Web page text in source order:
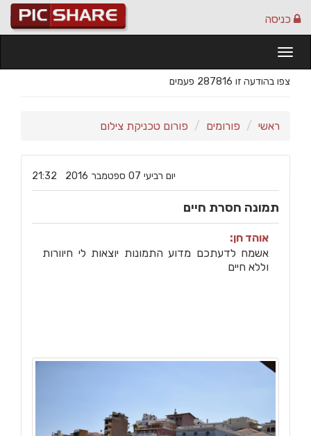
כניסה
צפו בהודעה זו 287816 פעמים
ראשי פורומים פורום טכניקת צילום
‏יום רביעי ‏07 ‏ספטמבר ‏2016 21:32
תמונה חסרת חיים
אוהד חן:
אשמח לדעתכם מדוע התמונות יוצאות לי חיוורות
וללא חיים